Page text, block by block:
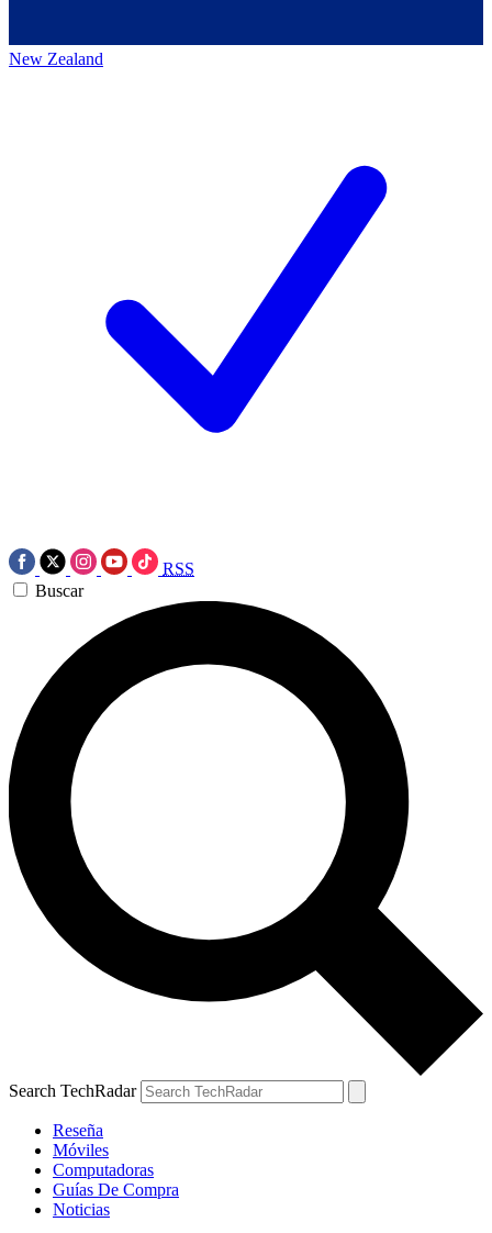
New Zealand
RSS
Buscar
Search TechRadar
Reseña
Móviles
Computadoras
Guías De Compra
Noticias